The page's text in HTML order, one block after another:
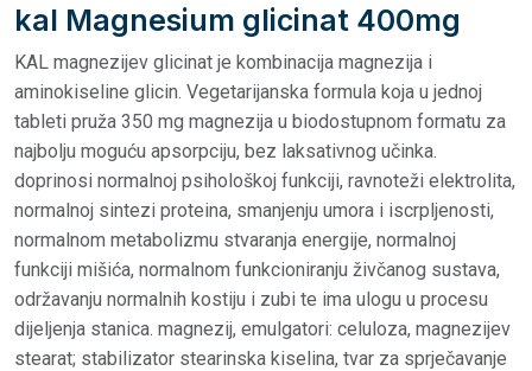
kal Magnesium glicinat 400mg
KAL magnezijev glicinat je kombinacija magnezija i
aminokiseline glicin. Vegetarijanska formula koja u jednoj
tableti pruža 350 mg magnezija u biodostupnom formatu za
najbolju moguću apsorpciju, bez laksativnog učinka.
doprinosi normalnoj psihološkoj funkciji, ravnoteži elektrolita,
normalnoj sintezi proteina, smanjenju umora i iscrpljenosti,
normalnom metabolizmu stvaranja energije, normalnoj
funkciji mišića, normalnom funkcioniranju živčanog sustava,
održavanju normalnih kostiju i zubi te ima ulogu u procesu
dijeljenja stanica. magnezij, emulgatori: celuloza, magnezijev
stearat; stabilizator stearinska kiselina, tvar za sprječavanje